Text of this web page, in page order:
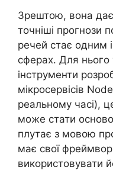
Зрештою, вона
точніші прогнози
речей стає одним
сферах. Для нього
інструменти
мікросервісів
реальному часі),
може стати
плутає з мовою
має свої
використовувати